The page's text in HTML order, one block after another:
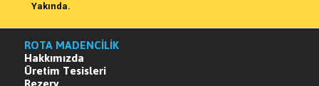
Yakında.
ROTA MADENCİLİK
Hakkımızda
Üretim Tesisleri